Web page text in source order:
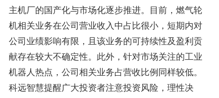
主机厂的国产化与市场化逐步推进。目前，燃气轮
机相关业务在公司营业收入中占比很小，短期内对
公司业绩影响有限，且该业务的可持续性及盈利贡
献存在较大不确定性。此外，针对市场关注的工业
机器人热点，公司相关业务占营收比例同样较低。
科远智慧提醒广大投资者注意投资风险，理性决